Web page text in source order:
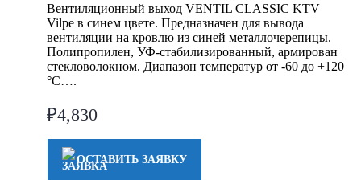
Вентиляционный выход VENTIL CLASSIC KTV
Vilpe в синем цвете. Предназначен для вывода
вентиляции на кровлю из синей металлочерепицы.
Полипропилен, УФ-стабилизированный, армирован
стекловолокном. Диапазон температур от -60 до +120
°C….
₽4,830
ОСТАВИТЬ ЗАЯВКУ